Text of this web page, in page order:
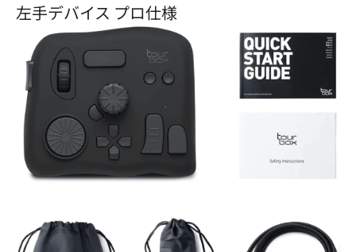
左手デバイス プロ仕様